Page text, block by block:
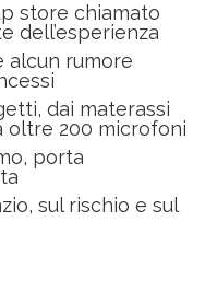
store chiamato
dell’esperienza
alcun rumore
dai materassi
oltre 200 microfoni
porta
sul rischio e sul